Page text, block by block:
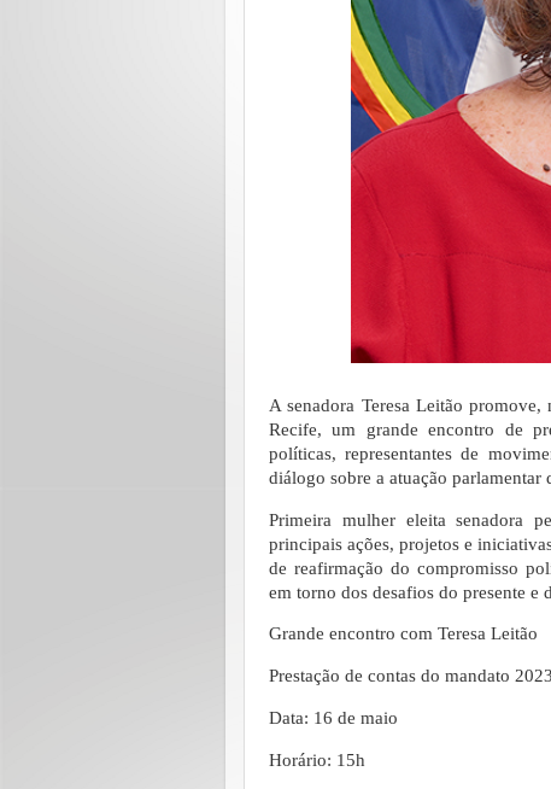
A senadora Teresa Leitão
Recife, um grande encontro de
políticas, representantes de
diálogo sobre a atuação
Primeira mulher eleita senadora
principais ações, projetos e
de reafirmação do compromisso
em torno dos desafios do presente e
Grande encontro com Teresa Leitão
Prestação de contas do mandato
Data: 16 de maio
Horário: 15h